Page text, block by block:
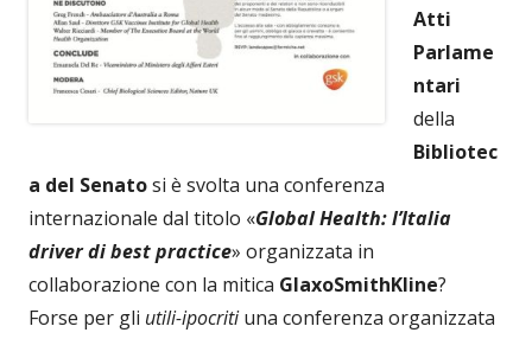
Atti
Parlame
ntari
della
Bibliotec
a del Senatosi è svolta una conferenza
internazionale dal titolo «Global Health: l’Italia
driver di best practice» organizzata in
collaborazione con la mitica GlaxoSmithKline?
Forse per gli utili-ipocritiuna conferenza organizzata